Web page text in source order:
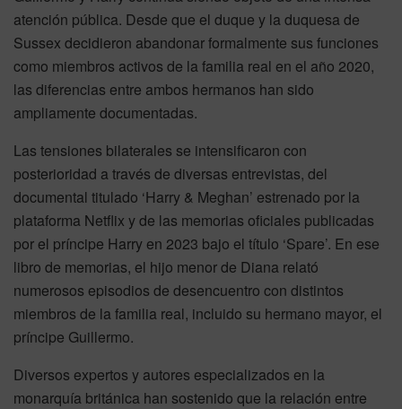
atención pública. Desde que el duque y la duquesa de
Sussex decidieron abandonar formalmente sus funciones
como miembros activos de la familia real en el año 2020,
las diferencias entre ambos hermanos han sido
ampliamente documentadas.
Las tensiones bilaterales se intensificaron con
posterioridad a través de diversas entrevistas, del
documental titulado ‘Harry & Meghan’ estrenado por la
plataforma Netflix y de las memorias oficiales publicadas
por el príncipe Harry en 2023 bajo el título ‘Spare’. En ese
libro de memorias, el hijo menor de Diana relató
numerosos episodios de desencuentro con distintos
miembros de la familia real, incluido su hermano mayor, el
príncipe Guillermo.
Diversos expertos y autores especializados en la
monarquía británica han sostenido que la relación entre